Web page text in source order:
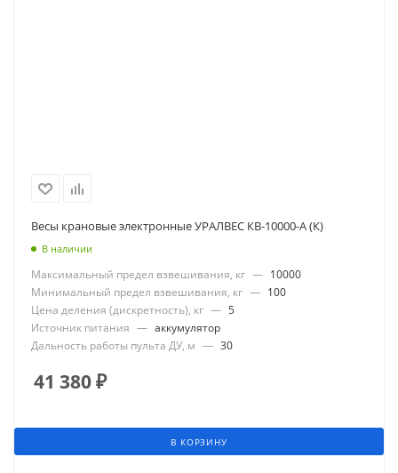
Весы крановые электронные УРАЛВЕС КВ-10000-А (К)
В наличии
Максимальный предел взвешивания, кг — 10000
Минимальный предел взвешивания, кг — 100
Цена деления (дискретность), кг — 5
Источник питания — аккумулятор
Дальность работы пульта ДУ, м — 30
41 380₽
В КОРЗИНУ